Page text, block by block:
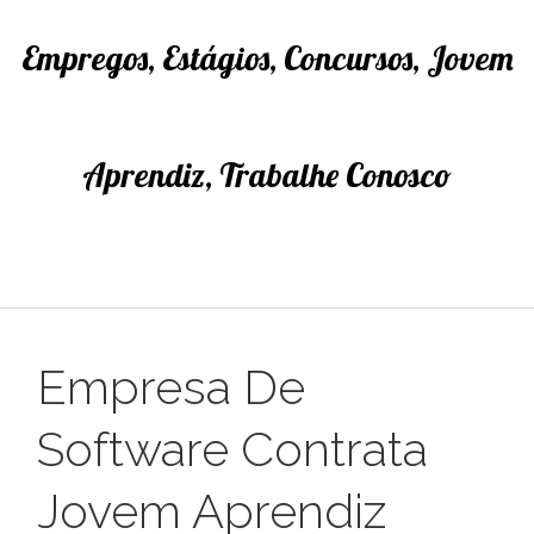
Empregos, Estágios, Concursos, Jovem
Aprendiz, Trabalhe Conosco
Empresa De
Software Contrata
Jovem Aprendiz